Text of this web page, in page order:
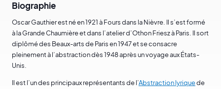
Biographie
Oscar Gauthier est né en 1921 à Fours dans la Nièvre. Il s’est formé
à la Grande Chaumière et dans l’atelier d’Othon Friesz à Paris. Il sort
diplômé des Beaux-arts de Paris en 1947 et se consacre
pleinement à l’abstraction dès 1948 après un voyage aux États-
Unis.
Il est l’un des principaux représentants de l’Abstraction lyriquede